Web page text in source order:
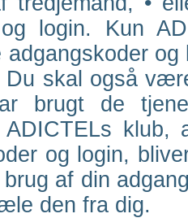
og login. Kun
adgangskoder
Du skal også
brugt de
ADICTELs klub,
og login,
af din
den fra dig.